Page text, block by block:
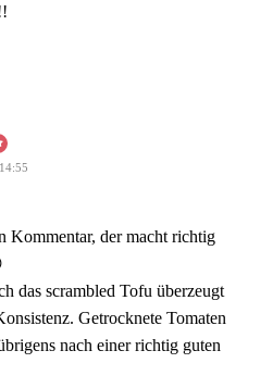
sagt:
Kommentar, der macht richtig
das scrambled Tofu überzeugt
Getrocknete Tomaten
nach einer richtig guten